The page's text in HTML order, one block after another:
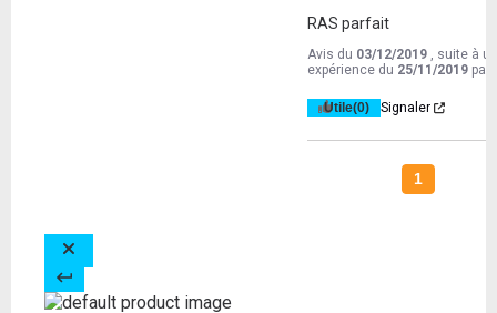
RAS parfait
Avis du 03/12/2019 , suite à
expérience du 25/11/2019 par
Utile(0) Signaler
1